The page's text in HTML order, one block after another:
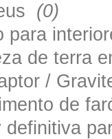
(0)
para
de terra
/
de
definitiva